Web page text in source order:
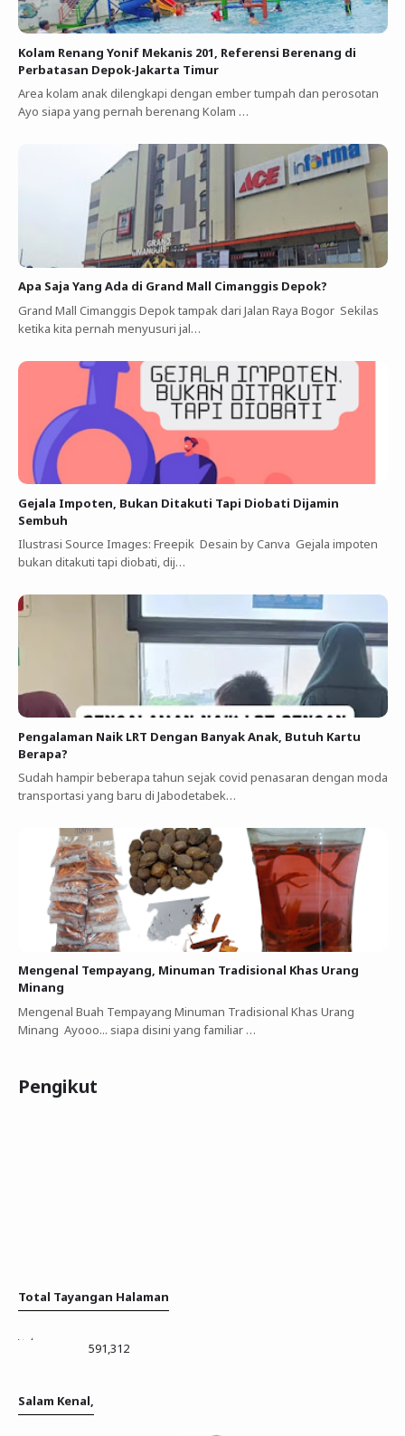
Kolam Renang Yonif Mekanis 201, Referensi Berenang di
Perbatasan Depok-Jakarta Timur
Area kolam anak dilengkapi dengan ember tumpah dan perosotan
Ayo siapa yang pernah berenang Kolam …
Apa Saja Yang Ada di Grand Mall Cimanggis Depok?
Grand Mall Cimanggis Depok tampak dari Jalan Raya Bogor Sekilas
ketika kita pernah menyusuri jal…
Gejala Impoten, Bukan Ditakuti Tapi Diobati Dijamin
Sembuh
Ilustrasi Source Images: Freepik Desain by Canva Gejala impoten
bukan ditakuti tapi diobati, dij…
Pengalaman Naik LRT Dengan Banyak Anak, Butuh Kartu
Berapa?
Sudah hampir beberapa tahun sejak covid penasaran dengan moda
transportasi yang baru di Jabodetabek…
Mengenal Tempayang, Minuman Tradisional Khas Urang
Minang
Mengenal Buah Tempayang Minuman Tradisional Khas Urang
Minang Ayooo... siapa disini yang familiar …
Pengikut
Total Tayangan Halaman
591,312
Salam Kenal,